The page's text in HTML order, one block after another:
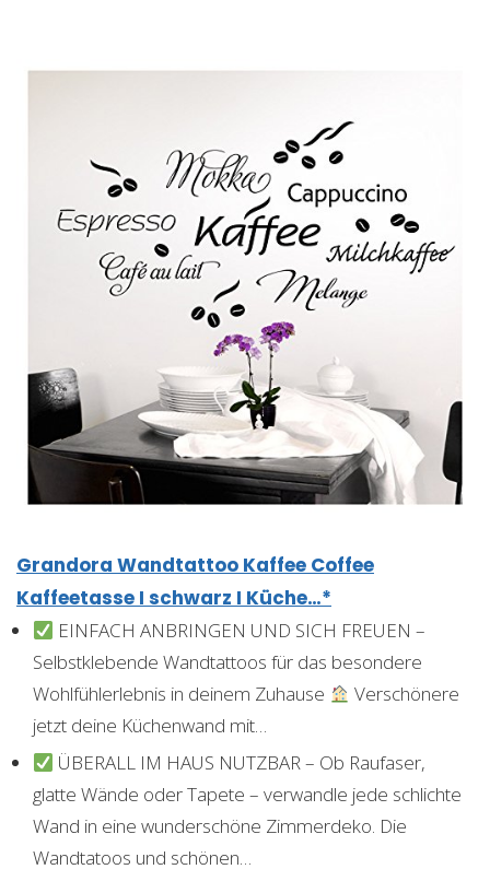
Grandora Wandtattoo Kaffee Coffee
Kaffeetasse I schwarz I Küche…*
EINFACH ANBRINGEN UND SICH FREUEN –
Selbstklebende Wandtattoos für das besondere
Wohlfühlerlebnis in deinem Zuhause
Verschönere
jetzt deine Küchenwand mit…
ÜBERALL IM HAUS NUTZBAR – Ob Raufaser,
glatte Wände oder Tapete – verwandle jede schlichte
Wand in eine wunderschöne Zimmerdeko. Die
Wandtatoos und schönen…